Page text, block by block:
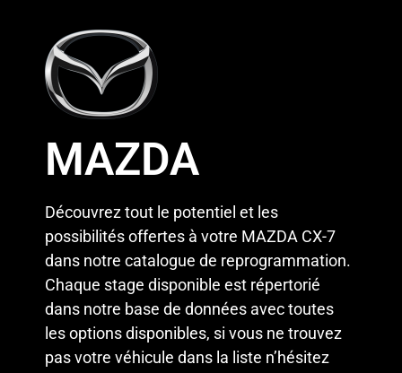
MAZDA
Découvrez tout le potentiel et les
possibilités offertes à votre MAZDA CX-7
dans notre catalogue de reprogrammation.
Chaque stage disponible est répertorié
dans notre base de données avec toutes
les options disponibles, si vous ne trouvez
pas votre véhicule dans la liste n’hésitez